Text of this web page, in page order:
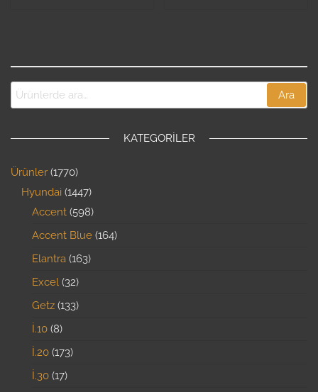
Ara
KATEGORILER
Ürünler 1770
Hyundai 1447
Accent 598
Accent Blue 164
Elantra 163
Excel 32
Getz 133
İ.10 8
İ.20 173
İ.30 17